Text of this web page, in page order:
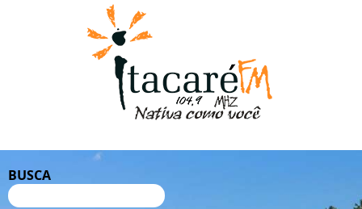
BUSCA